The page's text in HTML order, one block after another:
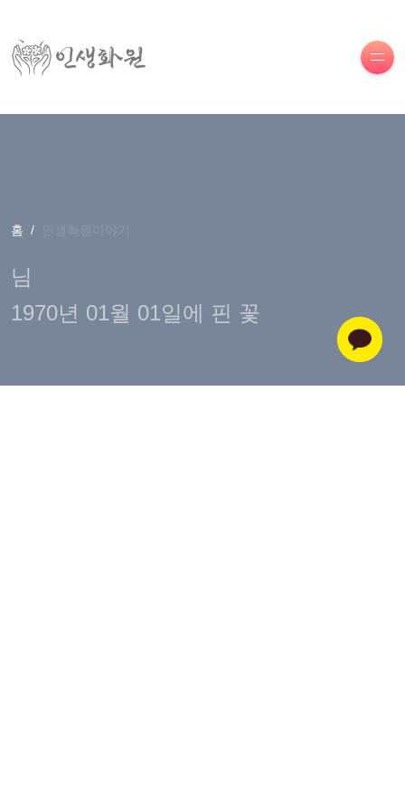
홈
님
1970년 01월 01일에 핀 꽃